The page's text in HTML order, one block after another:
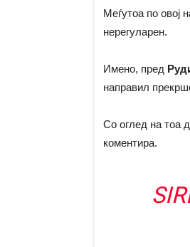
Меѓутоа по овој
нерегуларен.
Имено, пред
направил
Со оглед на тоа
коментира.